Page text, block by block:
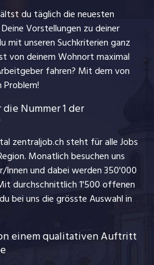
etwas Anderes
Schiff zu einem Betrieb an
auch umgekehrt.
vielfältige Horizonte und
Wir bieten dir ein
und
Unser
alle einen interessanten
die bei Tavolago
unsere Mitarbeitenden,
du täglich die neuesten
Vorstellungen zu deiner
mit unseren Suchkriterien ganz
von deinem Wohnort maximal
fahren? Mit demvon
Nummer 1 der
zentraljob.ch steht für alle Jobs
Monatlich besuchen uns
und dabei werden 350'000
durchschnittlich 1'500 offenen
bei uns die grösste Auswahl in
einem qualitativen Auftritt